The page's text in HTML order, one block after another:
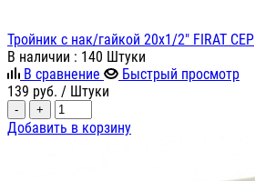
Тройник с нак/гайкой 20х1/2" FIRAT СЕР
В наличии : 140 Штуки
В сравнение
Быстрый просмотр
139 руб. / Штуки
- +
Добавить в корзину